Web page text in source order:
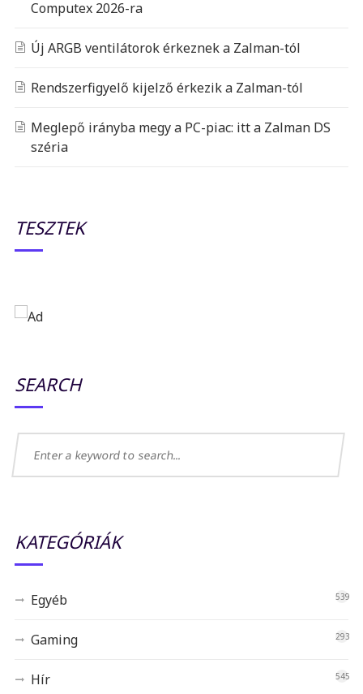
Computex 2026-ra
Új ARGB ventilátorok érkeznek a Zalman-tól
Rendszerfigyelő kijelző érkezik a Zalman-tól
Meglepő irányba megy a PC-piac: itt a Zalman DS
széria
TESZTEK
SEARCH
KATEGÓRIÁK
Egyéb 539
Gaming 293
Hír 545